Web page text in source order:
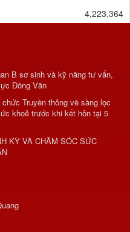
4,223,364
B sơ sinh và kỹ năng tư vấn,
Đồng Văn
Truyền thông về sàng lọc
khoẻ trước khi kết hôn tại 5
KỲ VÀ CHĂM SÓC SỨC